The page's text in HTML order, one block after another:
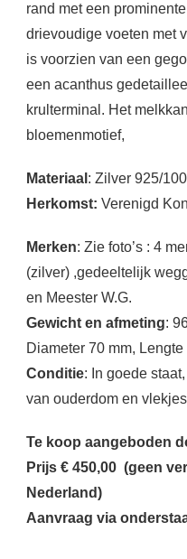
rand met een
drievoudige voeten met
is voorzien van een
een acanthus
krulterminal. Het
bloemenmotief,
Materiaal : Zilver 925/
Herkomst: Verenigd
Merken: Zie foto’s : 4
(zilver) ,gedeeltelijk
en Meester W.G.
Gewicht en afmeting:
Diameter 70 mm,
Conditie: In goede
van ouderdom en vlekjes
Te koop aangeboden
Prijs € 450,00 (geen
Nederland)
Aanvraag via